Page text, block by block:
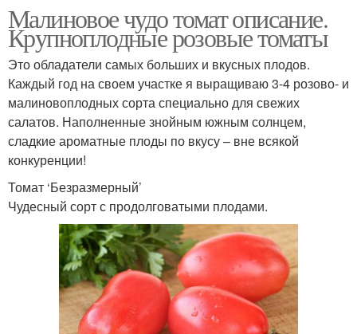
Малиновое чудо томат описание.
Крупноплодные розовые томаты
Это обладатели самых больших и вкусных плодов.
Каждый год на своем участке я выращиваю 3-4 розово- и
малиновоплодных сорта специально для свежих
салатов. Наполненные знойным южным солнцем,
сладкие ароматные плоды по вкусу – вне всякой
конкуренции!
Томат ‘Безразмерный’
Чудесный сорт с продолговатыми плодами.